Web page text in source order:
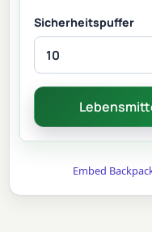
Sicherheitspuffer
Embed